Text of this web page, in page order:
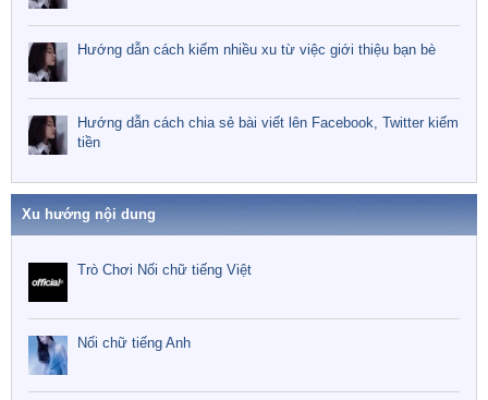
Hướng dẫn cách kiếm nhiều xu từ việc giới thiệu bạn bè
Hướng dẫn cách chia sẻ bài viết lên Facebook, Twitter kiếm
tiền
Xu hướng nội dung
Trò Chơi Nối chữ tiếng Việt
Nối chữ tiếng Anh